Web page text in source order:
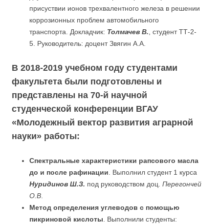
присуствии ионов трехвалентного железа в решении
коррозионных проблем автомобильного
транспорта. Докладчик: Толмачев В. , студент ТТ-2-
5. Руководитель: доцент Звягин А.А.
В 2018-2019 учебном году студентами
факультета были подготовлены и
представлены на 70-й научной
студенческой конференции ВГАУ
«Молодежный вектор развития аграрной
науки» работы:
Спектральные характеристики рапсового масла
до и после рафинации . Выполнил студент 1 курса
Нуридинов Ш.З. под руководством доц. Перегончей
О.В
Метод определения углеводов с помощью
пикриновой кислоты . Выполнили студенты: